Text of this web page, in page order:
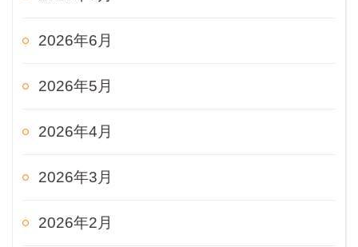
2026年6月
2026年5月
2026年4月
2026年3月
2026年2月